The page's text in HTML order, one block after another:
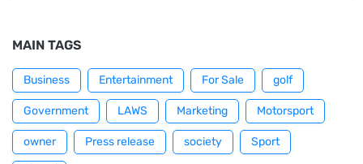
MAIN TAGS
Business Entertainment For Sale golf
Government LAWS Marketing Motorsport
owner Press release society Sport